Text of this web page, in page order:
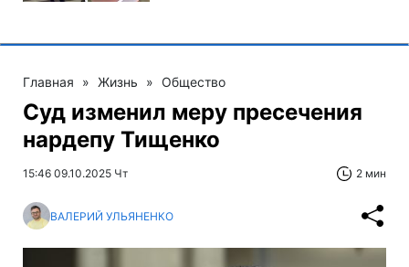
Главная » Жизнь » Общество
Суд изменил меру пресечения
нардепу Тищенко
15:46 09.10.2025 Чт 2 мин
ВАЛЕРИЙ УЛЬЯНЕНКО